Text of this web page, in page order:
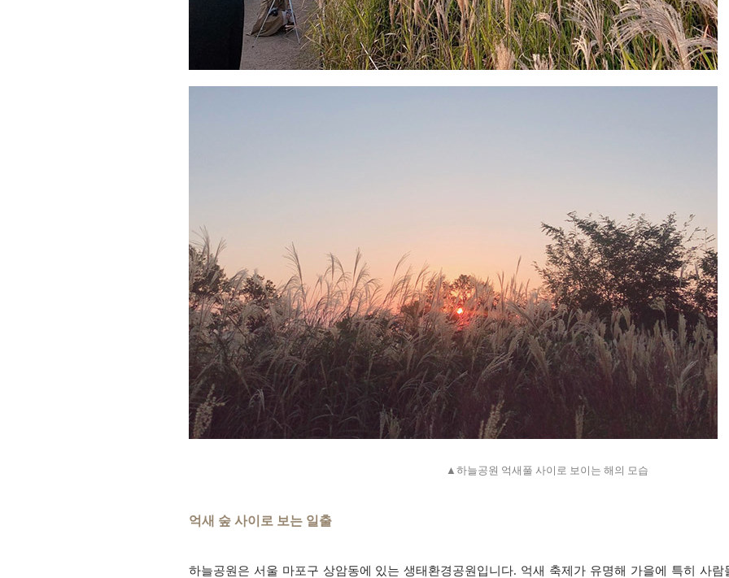
▲하늘공원 억새풀 사이로 보이는 해의 모습
억새 숲 사이로 보는 일출
하늘공원은 서울 마포구 상암동에 있는 생태환경공원입니다. 억새 축제가 유명해 가을에 특히 사람